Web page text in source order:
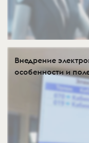
Внедрение
особенности и